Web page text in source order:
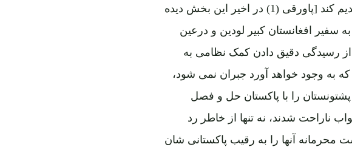
28 دسمبر "دالس" به سفیر افغانستان کبیر لودین و درعین
از رسیدگی دقیق دادن کمک نظامی به
به وجود خواهد آورد جبران نمی شود،
را با پاکستان حل و فصل
این جواب ناراحت شدند، نه تنها از خاطر رد
محرمانه آنها را به رقیب پاکستانی شان